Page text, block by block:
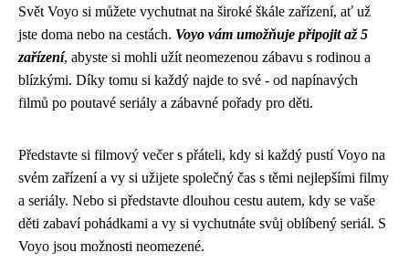
Svět Voyo si můžete vychutnat na široké škále zařízení, ať už
jste doma nebo na cestách. Voyo vám umožňuje připojit až 5
zařízení, abyste si mohli užít neomezenou zábavu s rodinou a
blízkými. Díky tomu si každý najde to své - od napínavých
filmů po poutavé seriály a zábavné pořady pro děti.
Představte si filmový večer s přáteli, kdy si každý pustí Voyo na
svém zařízení a vy si užijete společný čas s těmi nejlepšími filmy
a seriály. Nebo si představte dlouhou cestu autem, kdy se vaše
děti zabaví pohádkami a vy si vychutnáte svůj oblíbený seriál. S
Voyo jsou možnosti neomezené.